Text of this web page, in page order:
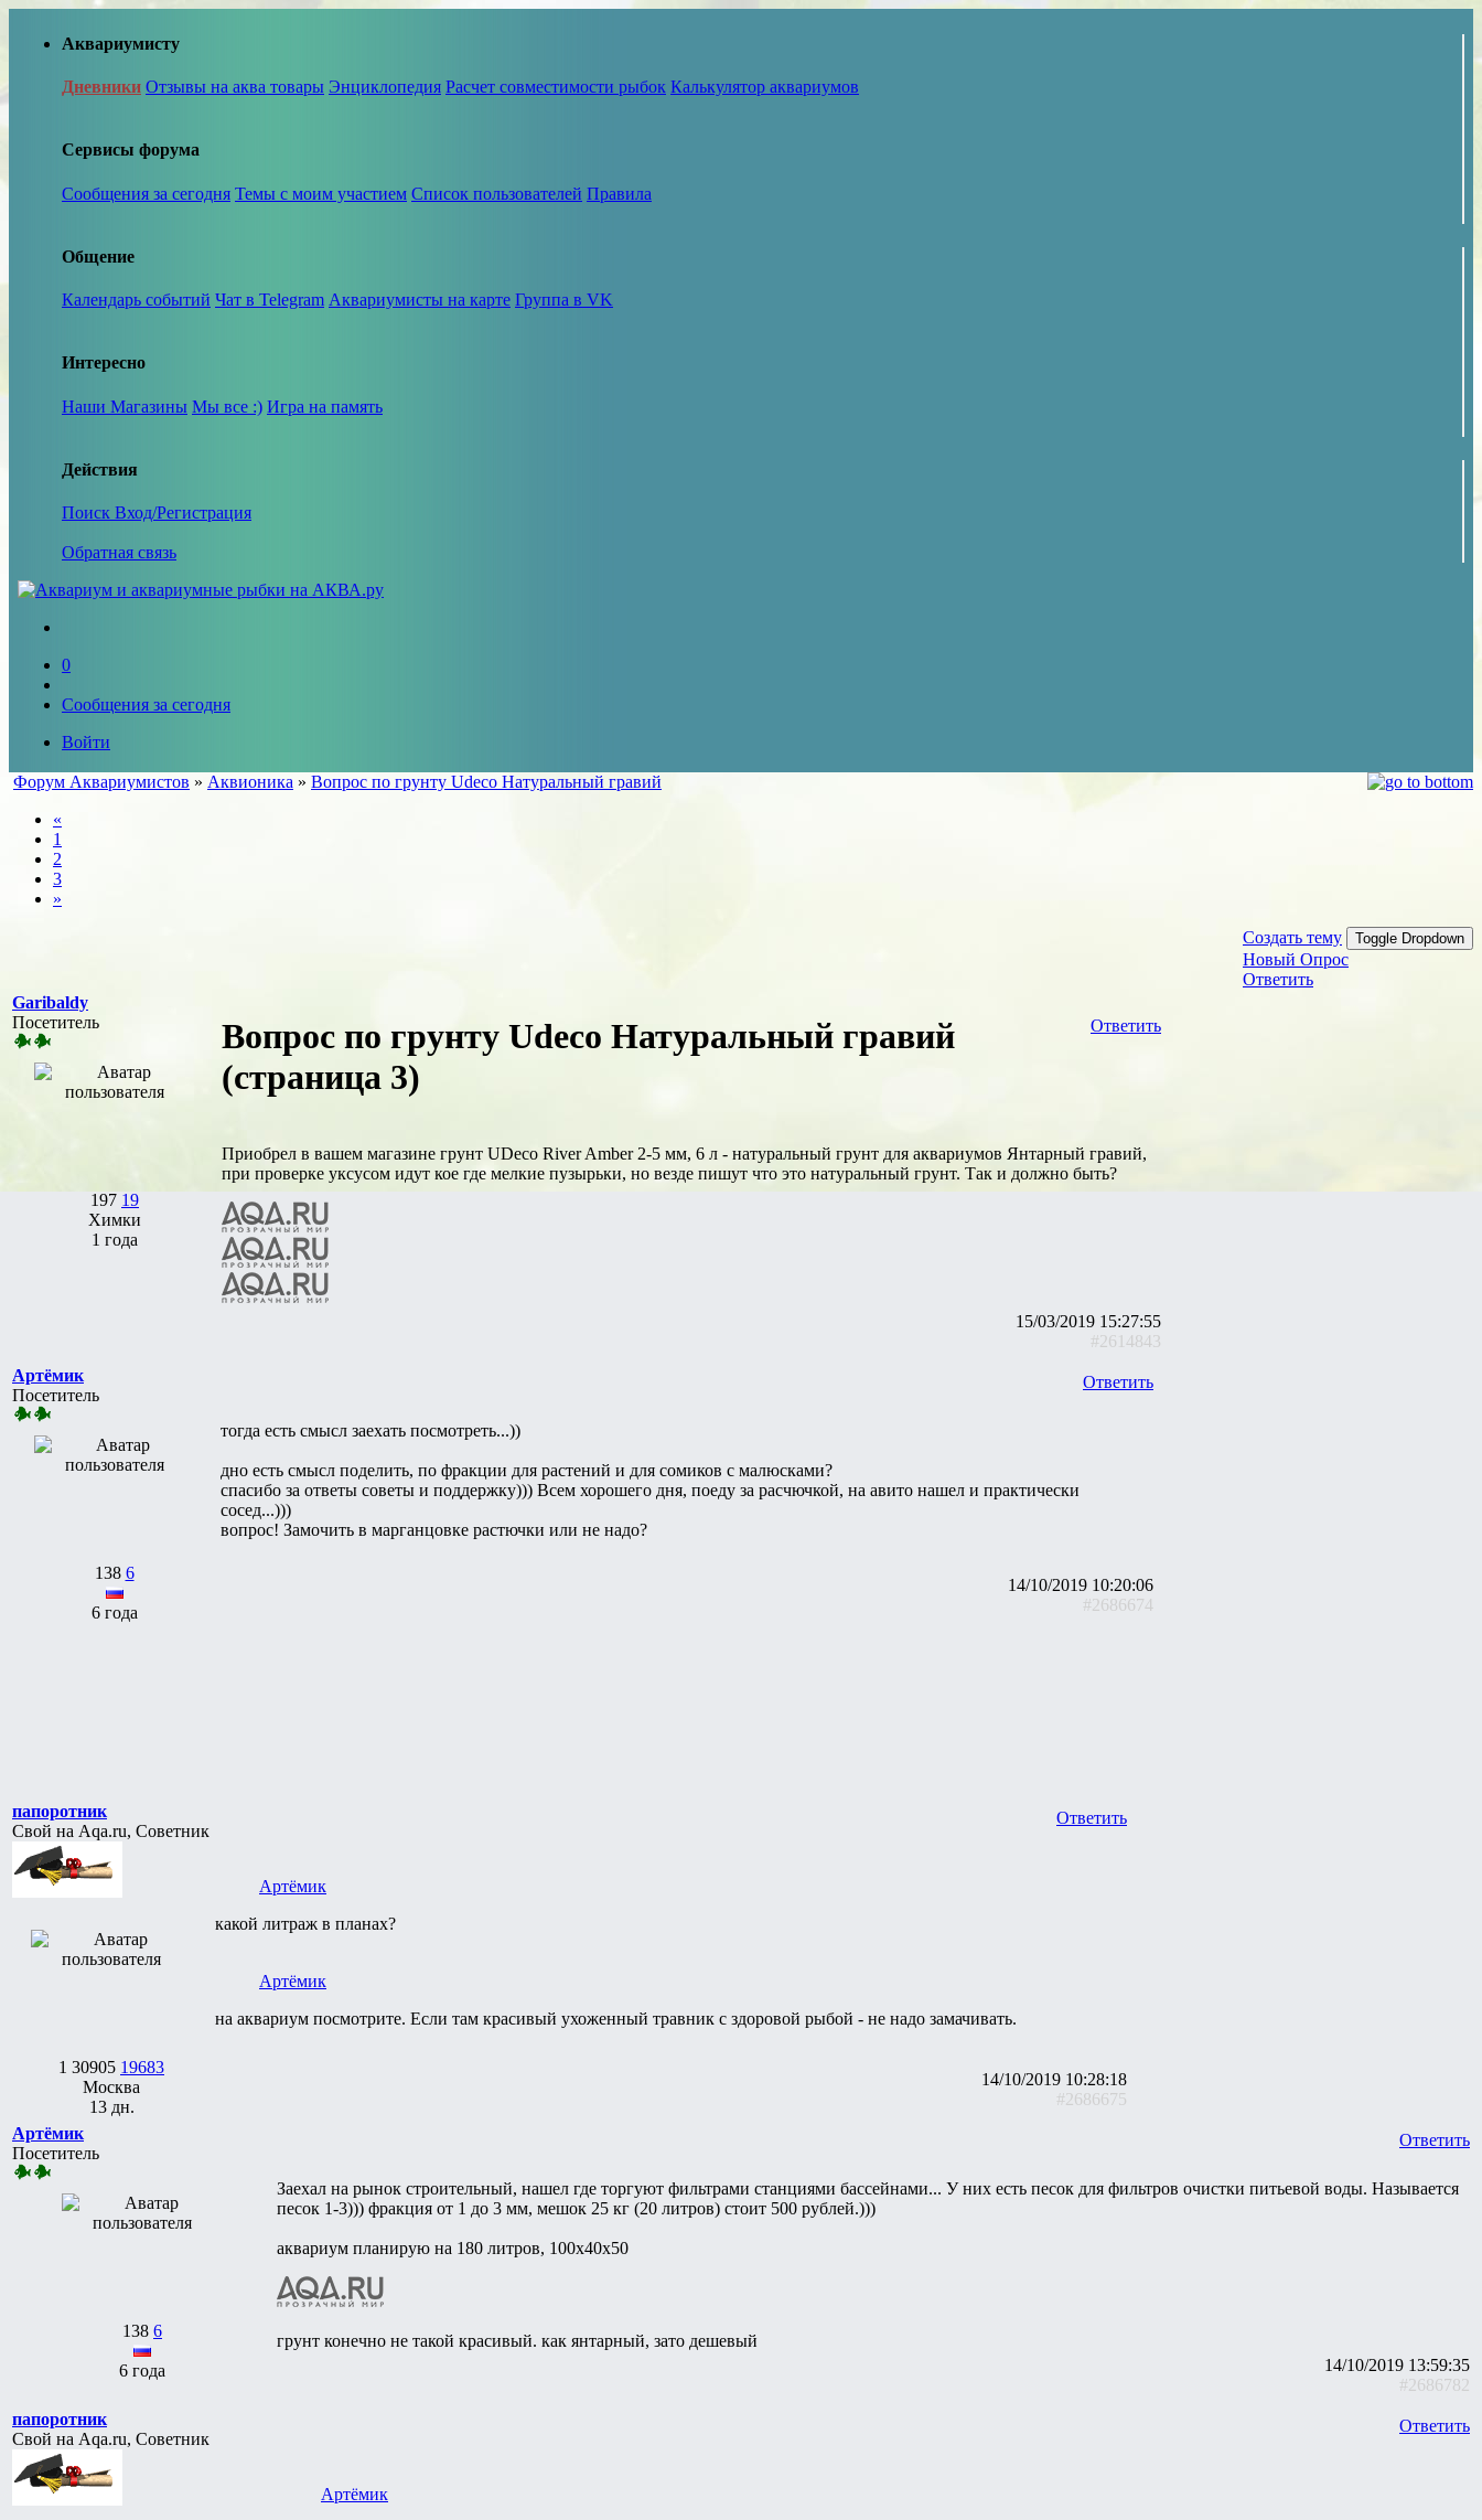
Аквариумисту
Дневники Отзывы на аква товары Энциклопедия Расчет совместимости рыбок Калькулятор аквариумов
Сервисы форума
Сообщения за сегодня Темы с моим участием Список пользователей Правила
Общение
Календарь событий Чат в Telegram Аквариумисты на карте Группа в VK
Интересно
Наши Магазины Мы все :) Игра на память
Действия
Поиск Вход/Регистрация
Обратная связь
0
Сообщения за сегодня
Войти
Форум Аквариумистов » Аквионика » Вопрос по грунту Udeco Натуральный гравий
«
1
2
3
»
Создать тему Toggle Dropdown
Новый Опрос
Ответить
Garibaldy
Посетитель
197 19
Химки
1 года
Ответить
Вопрос по грунту Udeco Натуральный гравий
(страница 3)
Приобрел в вашем магазине грунт UDeco River Amber 2-5 мм, 6 л - натуральный грунт для аквариумов Янтарный гравий,
при проверке уксусом идут кое где мелкие пузырьки, но везде пишут что это натуральный грунт. Так и должно быть?
15/03/2019 15:27:55
#2614843
Артёмик
Посетитель
138 6
6 года
Ответить
тогда есть смысл заехать посмотреть...))
дно есть смысл поделить, по фракции для растений и для сомиков с малюсками?
спасибо за ответы советы и поддержку))) Всем хорошего дня, поеду за расчючкой, на авито нашел и практически
сосед...)))
вопрос! Замочить в марганцовке растючки или не надо?
14/10/2019 10:20:06
#2686674
папоротник
Свой на Aqa.ru, Советник
1 30905 19683
Москва
13 дн.
Ответить
Артёмик
какой литраж в планах?
Артёмик
на аквариум посмотрите. Если там красивый ухоженный травник с здоровой рыбой - не надо замачивать.
14/10/2019 10:28:18
#2686675
Артёмик
Посетитель
138 6
6 года
Ответить
Заехал на рынок строительный, нашел где торгуют фильтрами станциями бассейнами... У них есть песок для фильтров очистки питьевой воды. Называется
песок 1-3))) фракция от 1 до 3 мм, мешок 25 кг (20 литров) стоит 500 рублей.)))
аквариум планирую на 180 литров, 100х40х50
грунт конечно не такой красивый. как янтарный, зато дешевый
14/10/2019 13:59:35
#2686782
папоротник
Свой на Aqa.ru, Советник
Ответить
Артёмик